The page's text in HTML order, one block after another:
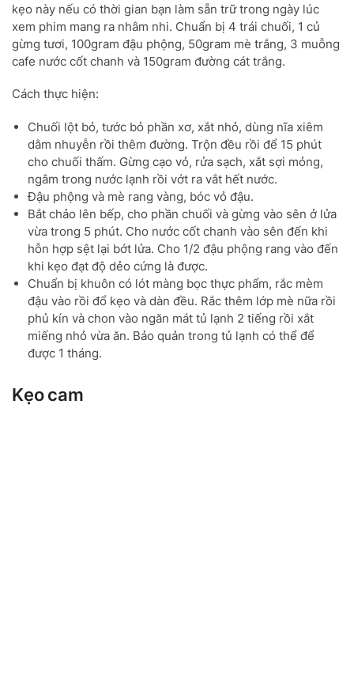
kẹo này nếu có thời gian bạn làm sẵn trữ trong ngày lúc
xem phim mang ra nhâm nhi. Chuẩn bị 4 trái chuối, 1 củ
gừng tươi, 100gram đậu phộng, 50gram mè trắng, 3 muỗng
cafe nước cốt chanh và 150gram đường cát trắng.
Cách thực hiện:
Chuối lột bỏ, tước bỏ phần xơ, xắt nhỏ, dùng nĩa xiêm
dằm nhuyễn rồi thêm đường. Trộn đều rồi để 15 phút
cho chuối thấm. Gừng cạo vỏ, rửa sạch, xắt sợi mỏng,
ngâm trong nước lạnh rồi vớt ra vắt hết nước.
Đậu phộng và mè rang vàng, bóc vỏ đậu.
Bắt chảo lên bếp, cho phần chuối và gừng vào sên ở lửa
vừa trong 5 phút. Cho nước cốt chanh vào sên đến khi
hỗn hợp sệt lại bớt lửa. Cho 1/2 đậu phộng rang vào đến
khi kẹo đạt độ dẻo cứng là được.
Chuẩn bị khuôn có lót màng bọc thực phẩm, rắc mèm
đậu vào rồi đổ kẹo và dàn đều. Rắc thêm lớp mè nữa rồi
phủ kín và chon vào ngăn mát tủ lạnh 2 tiếng rồi xắt
miếng nhỏ vừa ăn. Bảo quản trong tủ lạnh có thể để
được 1 tháng.
Kẹo cam